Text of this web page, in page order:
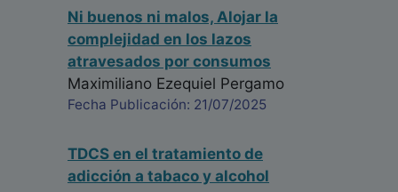
Rubiel, incluyendo los pacientes víctimas de la
crisis de los opioides en Canadá, además de los
esfuerzos divulgativos en radio, que tanta falta
hacen para la apropiación social del conocimiento
psicológico.
Psicólogo - Colombia
Fecha: 28/05/2024
Ni buenos ni malos, Alojar la
complejidad en los lazos
atravesados por consumos
Maximiliano Ezequiel Pergamo
Fecha Publicación: 21/07/2025
TDCS en el tratamiento de
adicción a tabaco y alcohol